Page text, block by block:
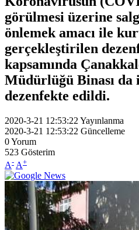
görülmesi üzerine
önlemek amacı ile
gerçekleştirilen
kapsamında
Müdürlüğü Binası da
dezenfekte edildi.
2020-3-21 12:53:22 Yayınlanma
2020-3-21 12:53:22 Güncelleme
0Yorum
523 Gösterim
A- A+